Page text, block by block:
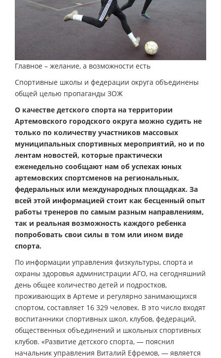
Главное – желание, а возможности есть
Спортивные школы и федерации округа объединены
общей целью пропаганды ЗОЖ
О качестве детского спорта на территории
Артемовского городского округа можно судить не
только по количеству участников массовых
муниципальных спортивных мероприятий, но и по
лентам новостей, которые практически
еженедельно сообщают нам об успехах юных
артемовских спортсменов на региональных,
федеральных или международных площадках. За
всей этой информацией стоит как бесценный опыт
работы тренеров по самым разным направлениям,
так и реальная возможность каждого ребенка
попробовать свои силы в том или ином виде
спорта.
По информации управления физкультуры, спорта и
охраны здоровья администрации АГО, на сегодняшний
день общее количество детей и подростков,
проживающих в Артеме и регулярно занимающихся
спортом, составляет 16 329 человек. В это число входят
воспитанники спортивных школ, клубов, федераций,
общественных объединений и школьных спортивных
клубов. «Развитие детского спорта, — пояснил
начальник управления Виталий Ефремов, — является